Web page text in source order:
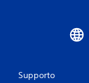
Supporto